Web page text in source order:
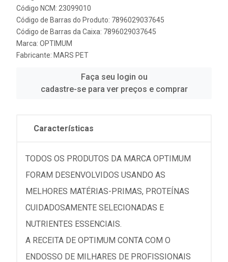
Código NCM: 23099010
Código de Barras do Produto: 7896029037645
Código de Barras da Caixa: 7896029037645
Marca: OPTIMUM
Fabricante: MARS PET
Faça seu login ou
cadastre-se para ver preços e comprar
Características
TODOS OS PRODUTOS DA MARCA OPTIMUM
FORAM DESENVOLVIDOS USANDO AS
MELHORES MATÉRIAS-PRIMAS, PROTEÍNAS
CUIDADOSAMENTE SELECIONADAS E
NUTRIENTES ESSENCIAIS.
A RECEITA DE OPTIMUM CONTA COM O
ENDOSSO DE MILHARES DE PROFISSIONAIS